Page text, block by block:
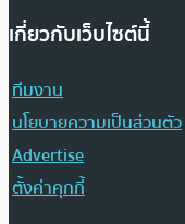
เกี่ยวกับเว็บไซต์นี้
ทีมงาน
นโยบายความเป็นส่วนตัว
Advertise
ตั้งค่าคุกกี้